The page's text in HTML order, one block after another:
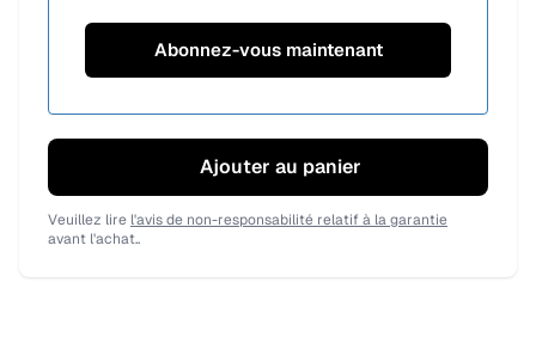
Ajouter au panier
Veuillez lire l'avis de non-responsabilité relatif à la garantie
avant l'achat..